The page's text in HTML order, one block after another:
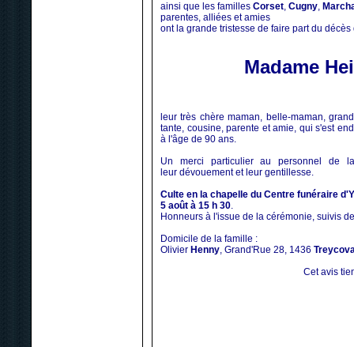
ainsi que les familles Corset, Cugny,
parentes, alliées et amies
ont la grande tristesse de faire part du décès
Madame
leur très chère maman, belle-maman,
tante, cousine, parente et amie, qui s'est
à l'âge de 90 ans.
Un merci particulier au personnel de
leur dévouement et leur gentillesse.
Culte en la chapelle du Centre funéraire
5 août à 15 h 30.
Honneurs à l'issue de la cérémonie, suivis
Domicile de la famille :
Olivier Henny, Grand'Rue 28, 1436
Cet avis